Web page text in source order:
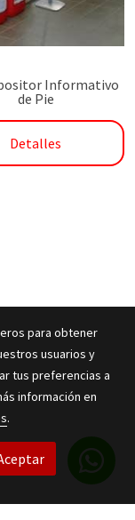
Informativo
de Pie
Detalles
para obtener
usuarios y
tus preferencias a
información en
.